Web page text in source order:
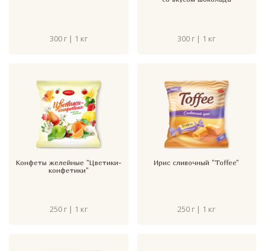
300 г | 1 кг 300 г | 1 кг
Конфеты желейные "Цветики-
конфетики"
250 г | 1 кг
Ирис сливочный "Toffee"
250 г | 1 кг